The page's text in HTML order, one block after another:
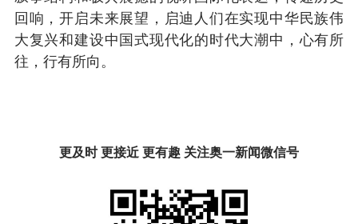
回响，开启未来展望，启迪人们在实现中华民族伟
大复兴和建设中国式现代化的时代大潮中，心有所
往，行有所向。
更及时 更接近 更有趣 关注奥一新闻微信号